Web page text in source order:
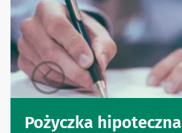
Pożyczka hipoteczna